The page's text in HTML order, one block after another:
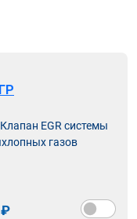
EGR системы
газов